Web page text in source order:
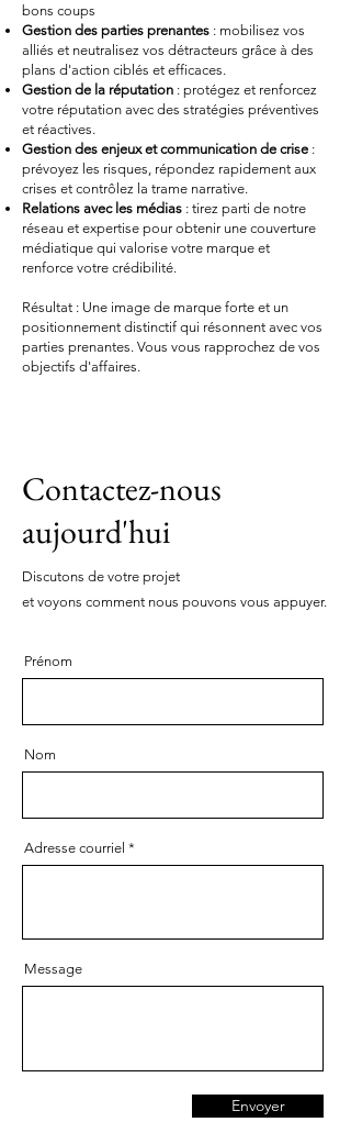
bons coups
Gestion des parties prenantes : mobilisez vos
alliés et neutralisez vos détracteurs grâce à des
plans d'action ciblés et efficaces.
Gestion de la réputation : protégez et renforcez
votre réputation avec des stratégies préventives
et réactives.
Gestion des enjeux et communication de crise :
prévoyez les risques, répondez rapidement aux
crises et contrôlez la trame narrative.
Relations avec les médias : tirez parti de notre
réseau et expertise pour obtenir une couverture
médiatique qui valorise votre marque et
renforce votre crédibilité.
Résultat : Une image de marque forte et un
positionnement distinctif qui résonnent avec vos
parties prenantes. Vous vous rapprochez de vos
objectifs d'affaires.
Contactez-nous
aujourd'hui
Discutons de votre projet
et voyons comment nous pouvons vous appuyer.
Prénom
Nom
Adresse courriel
Message
Envoyer